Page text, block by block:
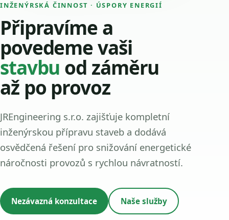
INŽENÝRSKÁ ČINNOST · ÚSPORY ENERGIÍ
Připravíme a
povedeme vaši
stavbu od záměru
až po provoz
JREngineering s.r.o. zajišťuje kompletní
inženýrskou přípravu staveb a dodává
osvědčená řešení pro snižování energetické
náročnosti provozů s rychlou návratností.
Nezávazná konzultace Naše služby